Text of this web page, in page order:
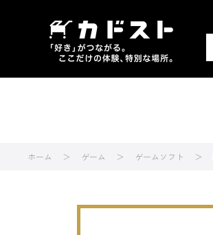
ホーム ゲーム ゲームソフト